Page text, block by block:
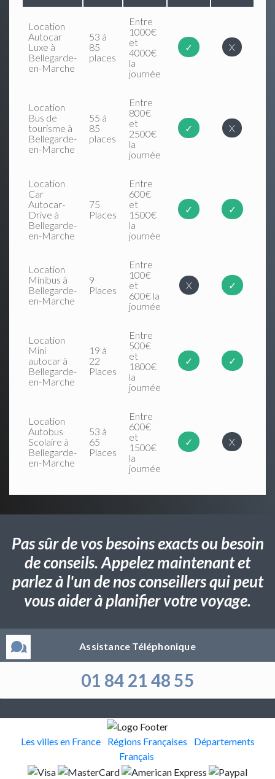
Location
Autocar
Luxe à
Bellegarde-
en-Marche
53 à
85
places
Entre
1000€
et
4000€
la
journée
✓ X
Location
Bus de
tourisme à
Bellegarde-
en-Marche
55 à
85
places
Entre
800€
et
2500€
la
journée
✓ X
Location
Car
Autocar-
Drive à
Bellegarde-
en-Marche
75
Places
Entre
600€
et
1500€
la
journée
✓ ✓
Location
Minibus à
Bellegarde-
en-Marche
9
Places
Entre
100€
et
600€ la
journée
X ✓
Location
Mini
autocar à
Bellegarde-
en-Marche
19 à
22
Places
Entre
500€
et
1800€
la
journée
✓ ✓
Location
Autobus
Scolaire à
Bellegarde-
en-Marche
53 à
65
Places
Entre
600€
et
1500€
la
journée
✓ X
Pas sûr de vos besoins exacts ou besoin
de conseils. Appelez maintenant et
parlez à l'un de nos conseillers qui peut
vous aider à planifier votre voyage.
Assistance Téléphonique
01 84 21 48 55
Les villes en France Régions Françaises
Départements
Français